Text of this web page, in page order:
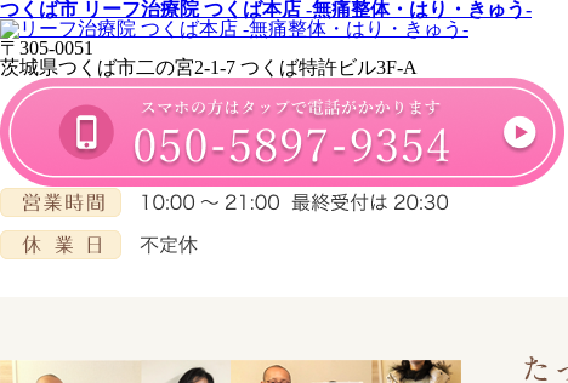
つくば市 リーフ治療院 つくば本店 -無痛整体・はり・きゅう-
〒305-0051
茨城県つくば市二の宮2-1-7 つくば特許ビル3F-A